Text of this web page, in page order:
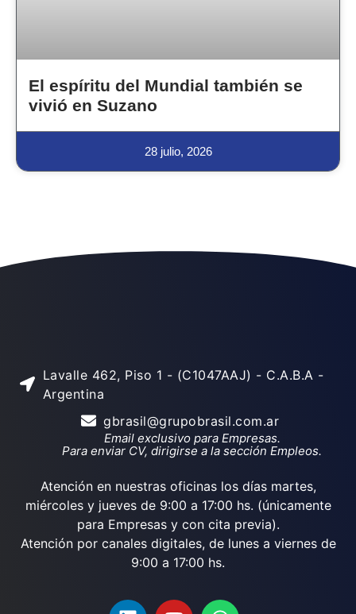
El espíritu del Mundial también se
vivió en Suzano
28 julio, 2026
Lavalle 462, Piso 1 - (C1047AAJ) - C.A.B.A -
Argentina
gbrasil@grupobrasil.com.ar
Email exclusivo para Empresas.
Para enviar CV, dirigirse a la sección Empleos.
Atención en nuestras oficinas los días martes,
miércoles y jueves de 9:00 a 17:00 hs. (únicamente
para Empresas y con cita previa).
Atención por canales digitales, de lunes a viernes de
9:00 a 17:00 hs.